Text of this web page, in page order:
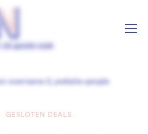
GESLOTEN DEALS